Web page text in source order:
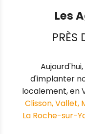
Les
PRÈS
d'implanter
localement, en
Clisson, Vallet,
La Roche-sur-